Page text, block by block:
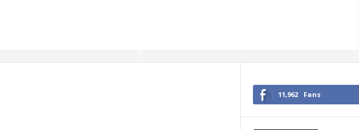
11,962 Fans